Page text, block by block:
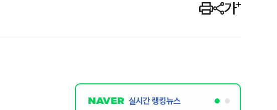
실시간 랭킹뉴스